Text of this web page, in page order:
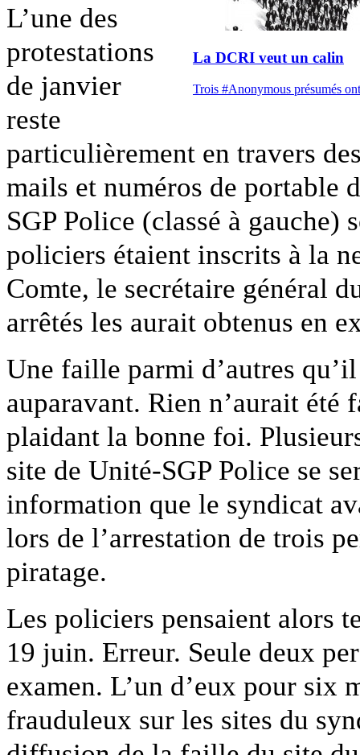
La DCRI veut un calin
Trois #Anonymous présumés
L’une des
protestations
de janvier
reste
particulièrement en travers
mails et numéros de portable
SGP Police (classé à gauche)
policiers étaient inscrits à la
Comte, le secrétaire général
arrêtés les aurait obtenus en
Une faille parmi d’autres
auparavant. Rien n’aurait
plaidant la bonne foi.
site de Unité-SGP Police se
information que le syndicat
lors de l’arrestation de trois
piratage.
Les policiers pensaient alors
19 juin. Erreur. Seule deux
examen. L’un d’eux pour six
frauduleux sur les sites du